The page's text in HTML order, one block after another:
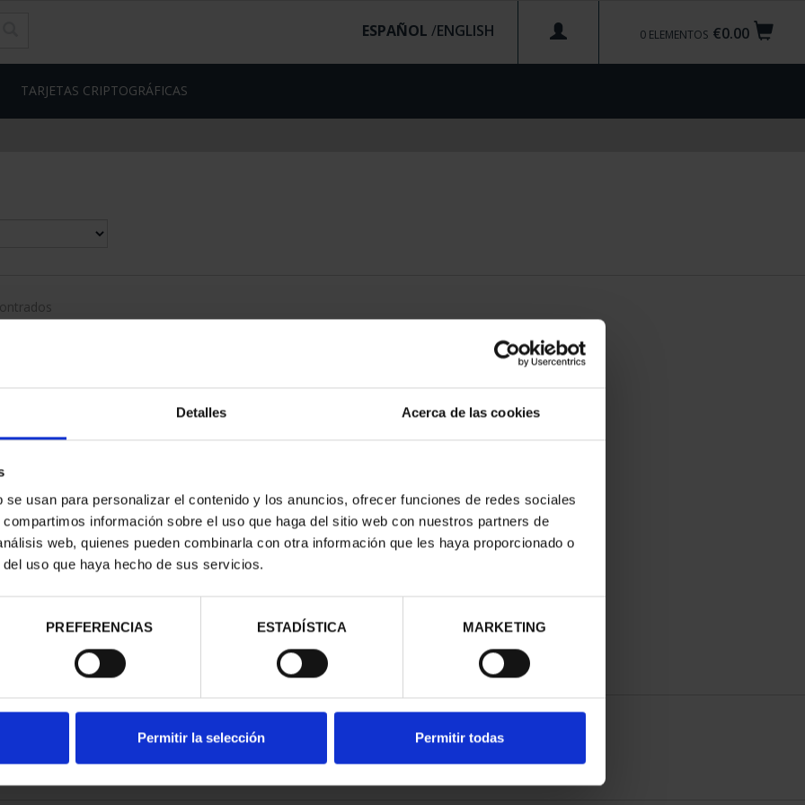
Detalles Acerca de las cookies
usan para personalizar el contenido y los anuncios, ofrecer funciones de redes sociales
información sobre el uso que haga del sitio web con nuestros partners de
web, quienes pueden combinarla con otra información que les haya proporcionado o
uso que haya hecho de sus servicios.
PREFERENCIAS ESTADÍSTICA MARKETING
Permitir la selección Permitir todas
€0.00
0 ELEMENTOS
ESPAÑOL /
TARJETAS CRIPTOGRÁFICAS
COLECCIÓN
PICASSO (2023) COLECCIÓN
6 ONZAS